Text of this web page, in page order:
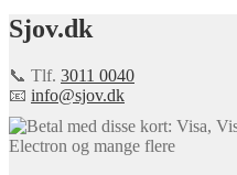
Sjov.dk
📞 Tlf. 3011 0040
📧 info@sjov.dk